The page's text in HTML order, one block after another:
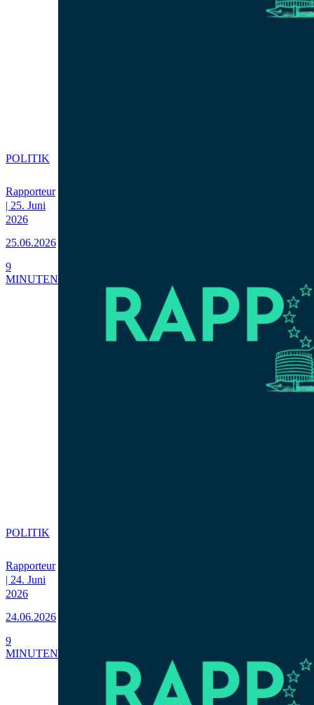
Rapporteur
| 25. Juni
2026
25.06.2026
POLITIK
9
MINUTEN
Rapporteur
| 24. Juni
2026
24.06.2026
POLITIK
9
MINUTEN